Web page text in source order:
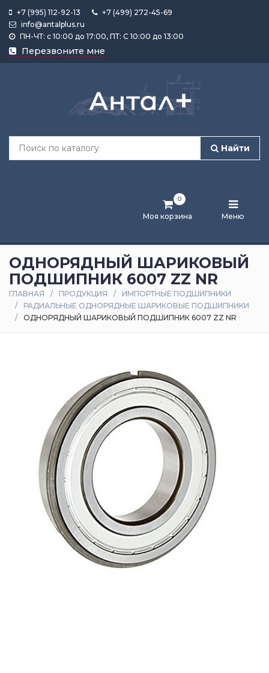
+7 (995) 112-92-13
+7 (499) 272-45-69
info@antalplus.ru
ПН-ЧТ: с 10:00 до 17:00, ПТ: С 10:00 до 13:00
Перезвоните мне
Найти
Моя корзина
0
Меню
Каталог
продукции
Лента
и
статьи
Оплата
доставка
ОДНОРЯДНЫЙ ШАРИКОВЫЙ
ПОДШИПНИК 6007 ZZ NR
ГЛАВНАЯ ПРОДУКЦИЯ
ИМПОРТНЫЕ ПОДШИПНИКИ
РАДИАЛЬНЫЕ ОДНОРЯДНЫЕ ШАРИКОВЫЕ ПОДШИПНИКИ
ОДНОРЯДНЫЙ ШАРИКОВЫЙ ПОДШИПНИК 6007 ZZ NR